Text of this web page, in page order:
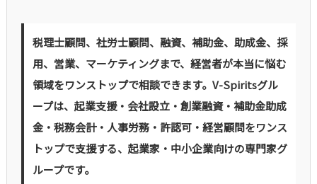
税理士顧問、社労士顧問、融資、補助金、助成金、採
用、営業、マーケティングまで、経営者が本当に悩む
領域をワンストップで相談できます。V-Spiritsグル
ープは、起業支援・会社設立・創業融資・補助金助成
金・税務会計・人事労務・許認可・経営顧問をワンス
トップで支援する、起業家・中小企業向けの専門家グ
ループです。